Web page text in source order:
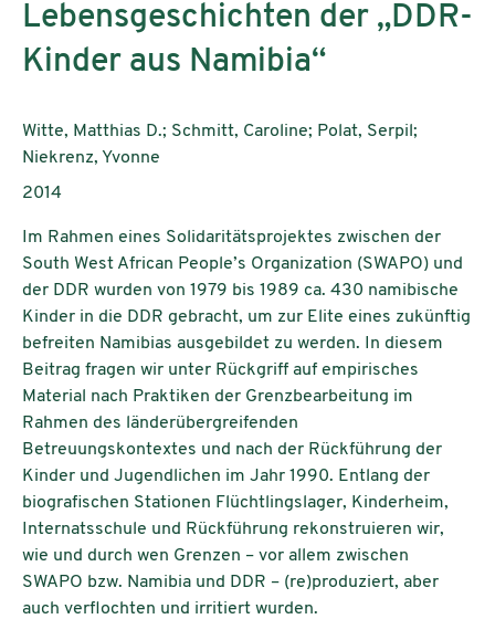
Lebensgeschichten der „DDR-
Kinder aus Namibia“
Authors:
Witte, Matthias D.; Schmitt, Caroline; Polat, Serpil;
Niekrenz, Yvonne
Publication year:
2014
Im Rahmen eines Solidaritätsprojektes zwischen der
South West African People’s Organization (SWAPO) und
der DDR wurden von 1979 bis 1989 ca. 430 namibische
Kinder in die DDR gebracht, um zur Elite eines zukünftig
befreiten Namibias ausgebildet zu werden. In diesem
Beitrag fragen wir unter Rückgriff auf empirisches
Material nach Praktiken der Grenzbearbeitung im
Rahmen des länderübergreifenden
Betreuungskontextes und nach der Rückführung der
Kinder und Jugendlichen im Jahr 1990. Entlang der
biografischen Stationen Flüchtlingslager, Kinderheim,
Internatsschule und Rückführung rekonstruieren wir,
wie und durch wen Grenzen – vor allem zwischen
SWAPO bzw. Namibia und DDR – (re)produziert, aber
auch verflochten und irritiert wurden.